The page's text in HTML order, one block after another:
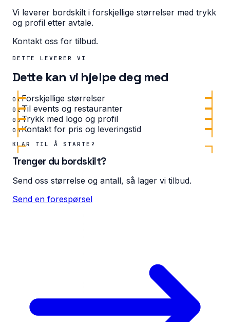
Vi leverer bordskilt i forskjellige størrelser med trykk
og profil etter avtale.
Kontakt oss for tilbud.
DETTE LEVERER VI
Dette kan vi hjelpe deg med
01Forskjellige størrelser
02Til events og restauranter
03Trykk med logo og profil
04Kontakt for pris og leveringstid
KLAR TIL Å STARTE?
Trenger du bordskilt?
Send oss størrelse og antall, så lager vi tilbud.
Send en forespørsel